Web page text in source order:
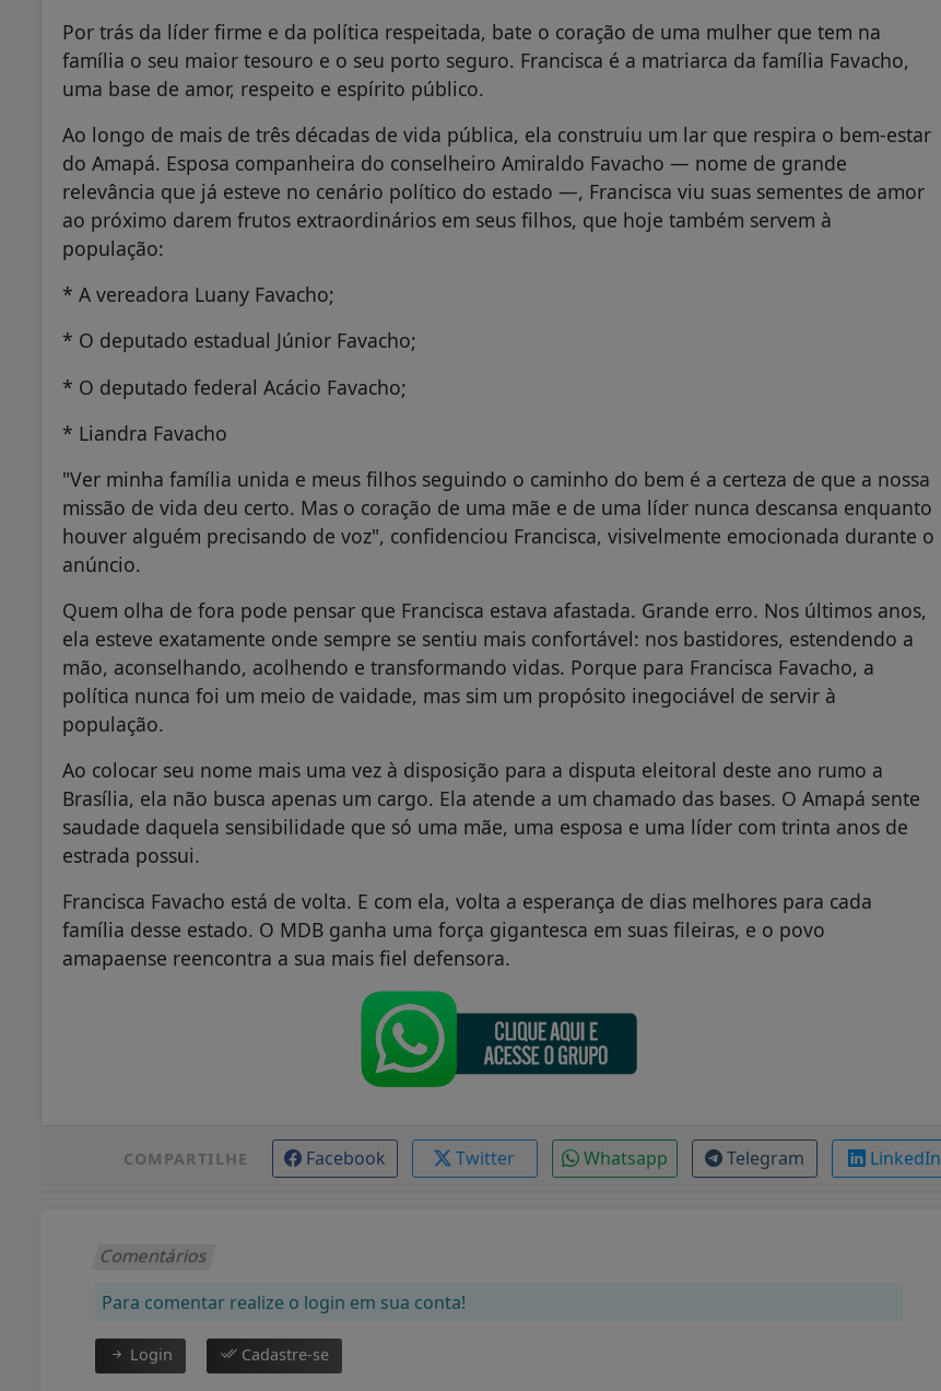
Por trás da líder firme e da política respeitada, bate o coração de uma mulher que tem na
família o seu maior tesouro e o seu porto seguro. Francisca é a matriarca da família Favacho,
uma base de amor, respeito e espírito público.
Ao longo de mais de três décadas de vida pública, ela construiu um lar que respira o bem-estar
do Amapá. Esposa companheira do conselheiro Amiraldo Favacho — nome de grande
relevância que já esteve no cenário político do estado —, Francisca viu suas sementes de amor
ao próximo darem frutos extraordinários em seus filhos, que hoje também servem à
população:
* A vereadora Luany Favacho;
* O deputado estadual Júnior Favacho;
* O deputado federal Acácio Favacho;
* Liandra Favacho
"Ver minha família unida e meus filhos seguindo o caminho do bem é a certeza de que a nossa
missão de vida deu certo. Mas o coração de uma mãe e de uma líder nunca descansa enquanto
houver alguém precisando de voz", confidenciou Francisca, visivelmente emocionada durante o
anúncio.
Quem olha de fora pode pensar que Francisca estava afastada. Grande erro. Nos últimos anos,
ela esteve exatamente onde sempre se sentiu mais confortável: nos bastidores, estendendo a
mão, aconselhando, acolhendo e transformando vidas. Porque para Francisca Favacho, a
política nunca foi um meio de vaidade, mas sim um propósito inegociável de servir à
população.
Ao colocar seu nome mais uma vez à disposição para a disputa eleitoral deste ano rumo a
Brasília, ela não busca apenas um cargo. Ela atende a um chamado das bases. O Amapá sente
saudade daquela sensibilidade que só uma mãe, uma esposa e uma líder com trinta anos de
estrada possui.
Francisca Favacho está de volta. E com ela, volta a esperança de dias melhores para cada
família desse estado. O MDB ganha uma força gigantesca em suas fileiras, e o povo
amapaense reencontra a sua mais fiel defensora.
COMPARTILHE Facebook Twitter Whatsapp Telegram LinkedIn
Comentários
Para comentar realize o login em sua conta!
Login Cadastre-se